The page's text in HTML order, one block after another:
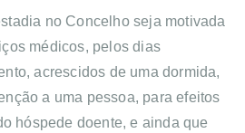
no Concelho seja motivada
médicos, pelos dias
acrescidos de uma dormida,
a uma pessoa, para efeitos
hóspede doente, e ainda que